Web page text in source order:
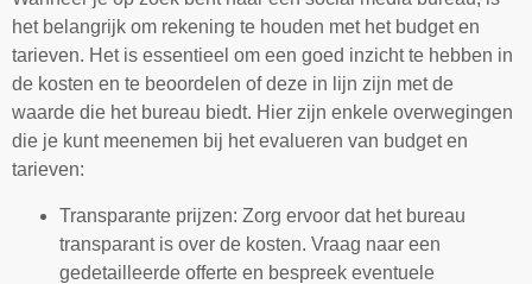
het belangrijk om rekening te houden met het budget en
tarieven. Het is essentieel om een goed inzicht te hebben in
de kosten en te beoordelen of deze in lijn zijn met de
waarde die het bureau biedt. Hier zijn enkele overwegingen
die je kunt meenemen bij het evalueren van budget en
tarieven:
Transparante prijzen: Zorg ervoor dat het bureau
transparant is over de kosten. Vraag naar een
gedetailleerde offerte en bespreek eventuele